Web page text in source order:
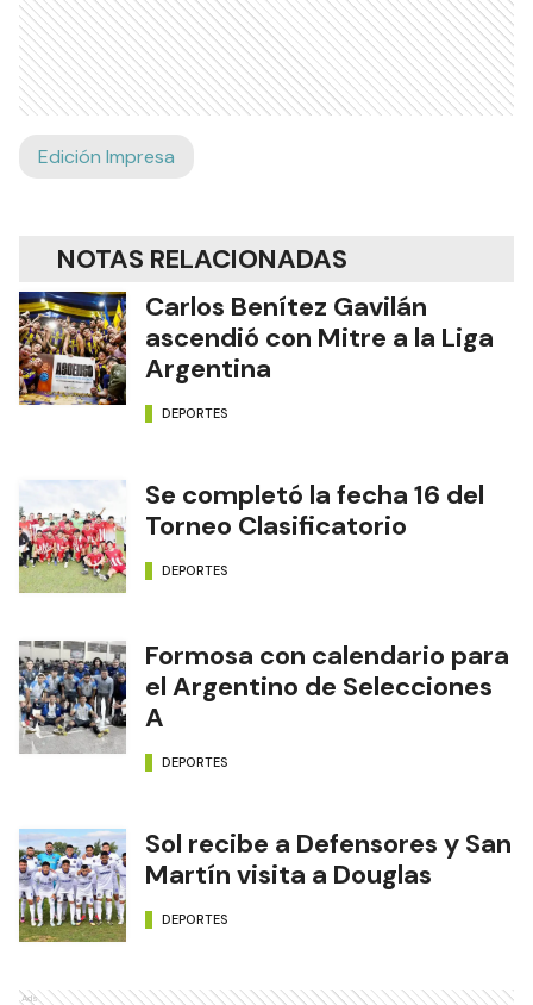
Edición Impresa
NOTAS RELACIONADAS
Carlos Benítez Gavilán
ascendió con Mitre a la Liga
Argentina
DEPORTES
Se completó la fecha 16 del
Torneo Clasificatorio
DEPORTES
Formosa con calendario para
el Argentino de Selecciones
A
DEPORTES
Sol recibe a Defensores y San
Martín visita a Douglas
DEPORTES
Ads